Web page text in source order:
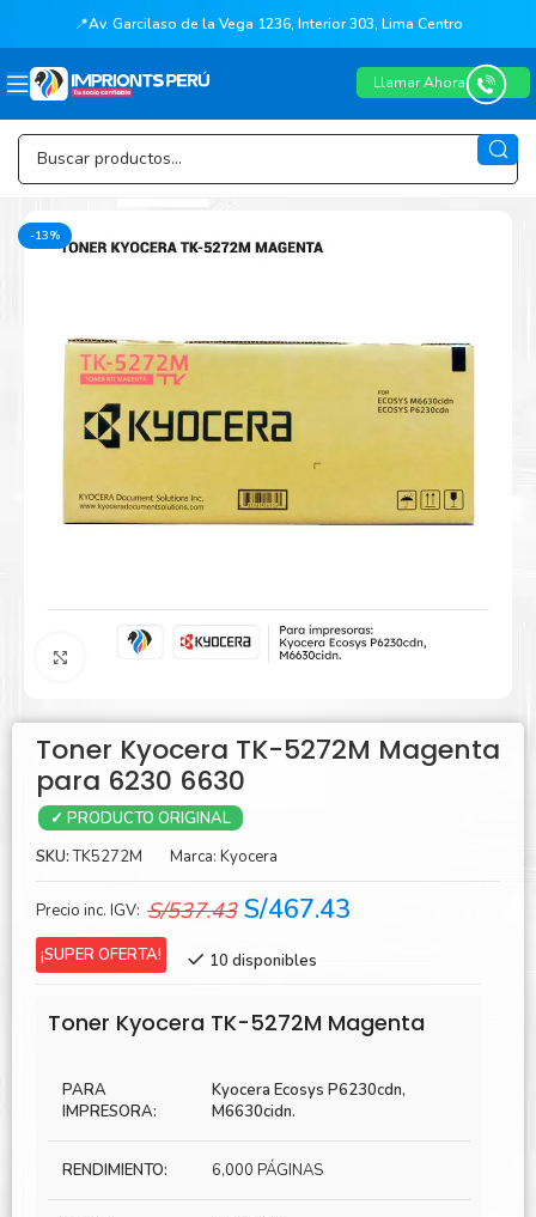
📍Av. Garcilaso de la Vega 1236, Interior 303, Lima Centro
Llamar Ahora
-13%
Agrandar
Toner Kyocera TK-5272M Magenta
para 6230 6630
✓ PRODUCTO ORIGINAL
SKU:TK5272M Marca: Kyocera
Precio inc. IGV: S/537.43 El
original
S/537.43.
S/467.43
S/467.43.
¡SUPER OFERTA! 10 disponibles
Toner Kyocera TK-5272M Magenta
PARA
IMPRESORA:
Kyocera Ecosys P6230cdn,
M6630cidn.
RENDIMIENTO: 6,000 PÁGINAS